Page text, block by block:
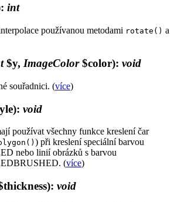
: int
používanou metodami rotate() a
$y, ImageColor$color): void
souřadnici. (více)
: void
používat všechny funkce kreslení čar
) při kreslení speciální barvou
nebo linií obrázků s barvou
(více)
: void